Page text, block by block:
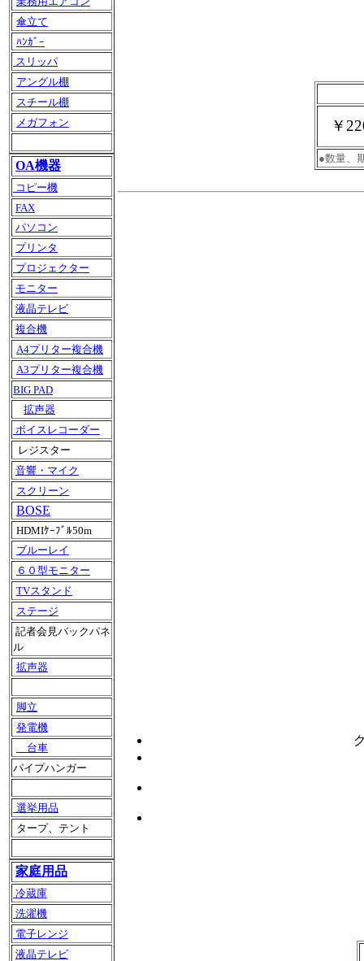
傘立て
ﾊﾝｶﾞｰ
スリッパ
アングル棚
スチール棚
メガフォン
OA機器
コピー機
FAX
パソコン
プリンタ
プロジェクター
モニター
液晶テレビ
複合機
A4プリター複合機
A3プリター複合機
BIG PAD
拡声器
ボイスレコーダー
レジスター
音響・マイク
スクリーン
BOSE
HDMIｹｰﾌﾞﾙ50m
ブルーレイ
６０型モニター
TVスタンド
ステージ
記者会見バックパネ
ル
拡声器
脚立
発電機
台車
パイプハンガー
選挙用品
タープ、テント
家庭用品
冷蔵庫
洗濯機
電子レンジ
液晶テレビ
￥
●数量、